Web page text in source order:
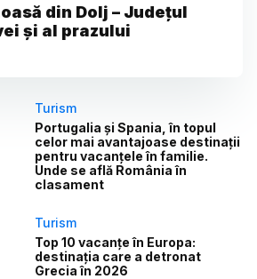
din Dolj – Județul
și al prazului
Turism
Portugalia și Spania, în topul
celor mai avantajoase destinații
pentru vacanțele în familie.
Unde se află România în
clasament
Turism
Top 10 vacanțe în Europa:
destinația care a detronat
Grecia în 2026